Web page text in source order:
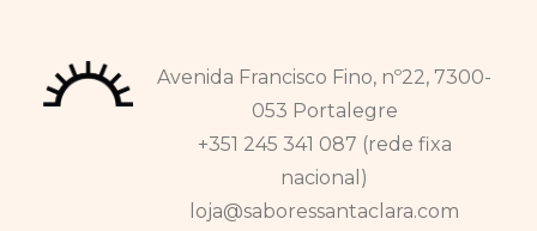
Avenida Francisco Fino, nº22, 7300-
053 Portalegre
+351 245 341 087 (rede fixa
nacional)
loja@saboressantaclara.com